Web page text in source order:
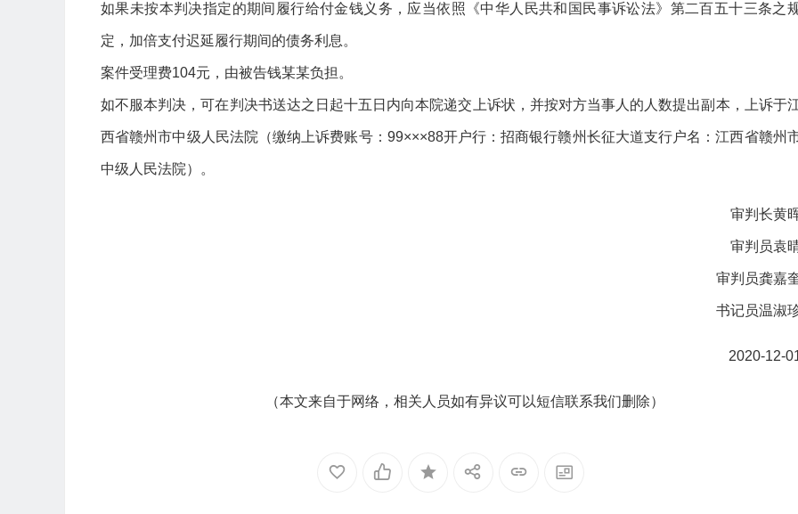
如果未按本判决指定的期间履行给付金钱义务，应当依照《中华人民共和国民事诉讼法》第二百五十三条之
定，加倍支付迟延履行期间的债务利息。
案件受理费104元，由被告钱某某负担。
如不服本判决，可在判决书送达之日起十五日内向本院递交上诉状，并按对方当事人的人数提出副本，上诉于
西省赣州市中级人民法院（缴纳上诉费账号：99×××88开户行：招商银行赣州长征大道支行户名：江西省赣州
中级人民法院）。
审判长黄
审判员袁
审判员龚嘉
书记员温淑
2020-12-
（本文来自于网络，相关人员如有异议可以短信联系我们删除）